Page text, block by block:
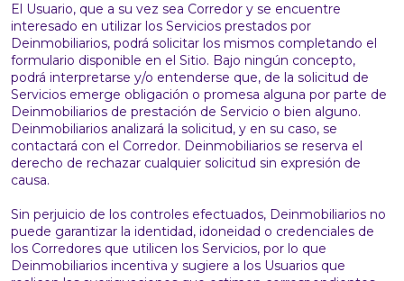
El Usuario, que a su vez sea Corredor y se encuentre
interesado en utilizar los Servicios prestados por
Deinmobiliarios, podrá solicitar los mismos completando el
formulario disponible en el Sitio. Bajo ningún concepto,
podrá interpretarse y/o entenderse que, de la solicitud de
Servicios emerge obligación o promesa alguna por parte de
Deinmobiliarios de prestación de Servicio o bien alguno.
Deinmobiliarios analizará la solicitud, y en su caso, se
contactará con el Corredor. Deinmobiliarios se reserva el
derecho de rechazar cualquier solicitud sin expresión de
causa.
Sin perjuicio de los controles efectuados, Deinmobiliarios no
puede garantizar la identidad, idoneidad o credenciales de
los Corredores que utilicen los Servicios, por lo que
Deinmobiliarios incentiva y sugiere a los Usuarios que